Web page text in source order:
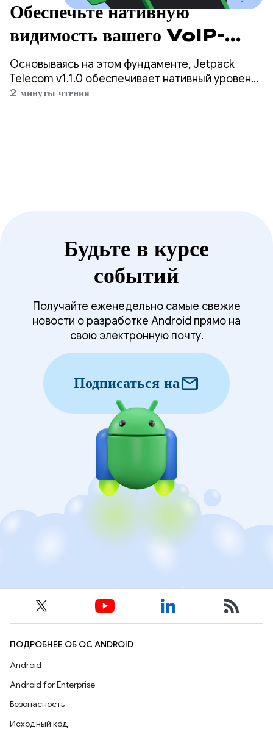
Обеспечьте нативную
видимость вашего VoIP-
приложения с помощью
последней альфа-версии от
Telecom.
Основываясь на этом фундаменте, Jetpack
Telecom v1.1.0 обеспечивает нативный уровень
видимости и удобства для сторонних VoIP-
2 минуты чтения
Будьте в курсе
событий
Получайте еженедельно самые свежие
новости о разработке Android прямо на
свою электронную почту.
Подписаться наmail
ПОДРОБНЕЕ ОБ ОС ANDROID
Android
Android for Enterprise
Безопасность
Исходный код